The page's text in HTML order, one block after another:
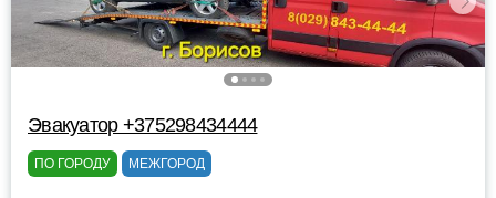
Эвакуатор +375298434444
ПО ГОРОДУ МЕЖГОРОД